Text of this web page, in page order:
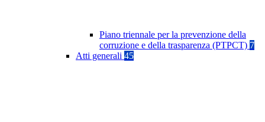
Piano triennale per la prevenzione della
corruzione e della trasparenza (PTPCT) 7
Atti generali 45